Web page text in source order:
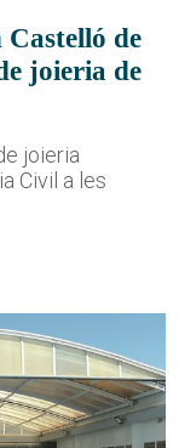
de
joieria de
joieria
Civil a les